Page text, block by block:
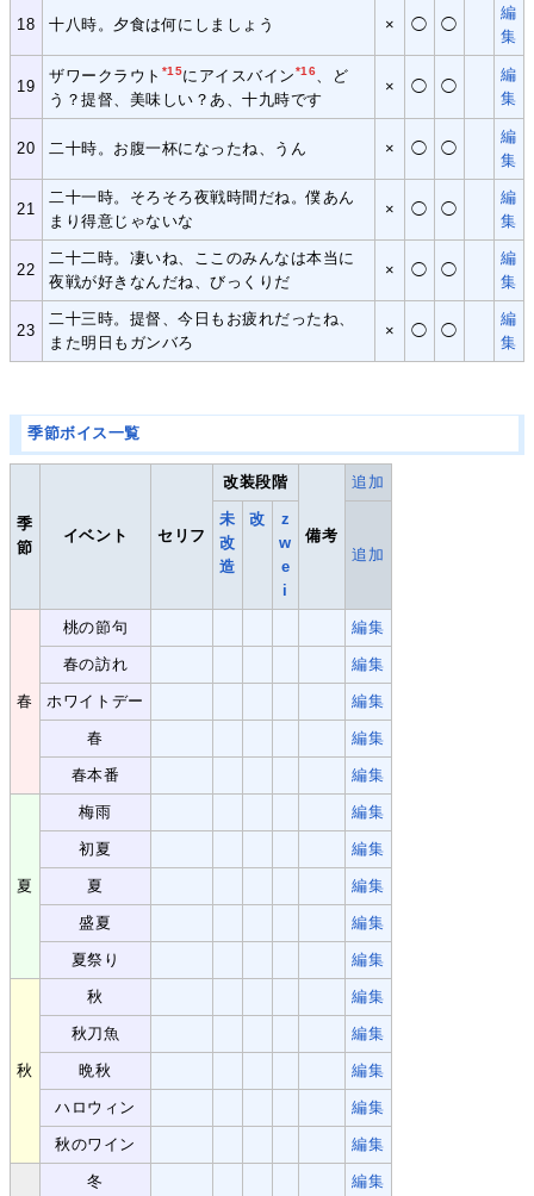
18 十八時。夕食は何にしましょう × ◯ ◯
編
集
19
ザワークラウト *15にアイスバイン*16
、ど
う？提督、美味しい？あ、十九時です
× ◯ ◯
編
集
20 二十時。お腹一杯になったね、うん × ◯ ◯
編
集
21
二十一時。そろそろ夜戦時間だね。僕あん
まり得意じゃないな
× ◯ ◯
編
集
22
二十二時。凄いね、ここのみんなは本当に
夜戦が好きなんだね、びっくりだ
× ◯ ◯
編
集
23
二十三時。提督、今日もお疲れだったね、
また明日もガンバろ
× ◯ ◯
編
集
季節ボイス一覧
季
節
イベント セリフ
改装段階
備考
追加
未
改
造
改
z
w
e
i
追加
春
桃の節句 編集
春の訪れ 編集
ホワイトデー 編集
春 編集
春本番 編集
夏
梅雨 編集
初夏 編集
夏 編集
盛夏 編集
夏祭り 編集
秋
秋 編集
秋刀魚 編集
晩秋 編集
ハロウィン 編集
秋のワイン 編集
冬 編集